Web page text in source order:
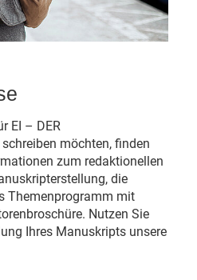
EI – DER
schreiben möchten, finden
zum redaktionellen
die
Themenprogramm mit
Nutzen Sie
Ihres Manuskripts unsere